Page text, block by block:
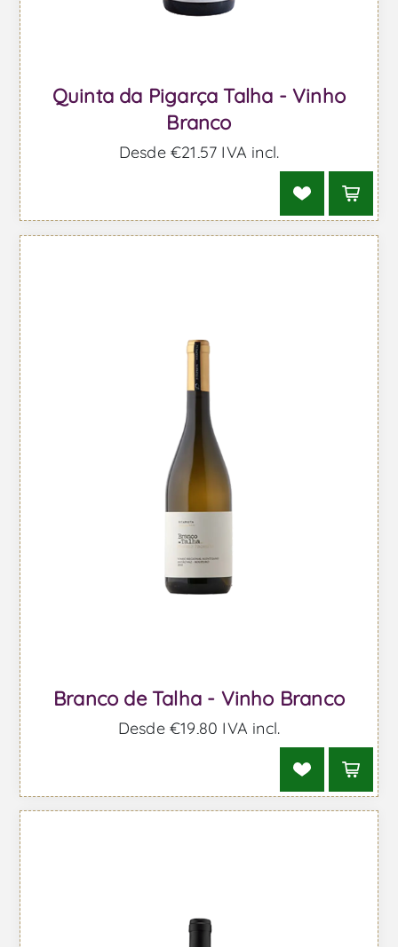
Quinta da Pigarça Talha - Vinho
Branco
Desde €21,57 IVA incl.
Branco de Talha - Vinho Branco
Desde €19,80 IVA incl.